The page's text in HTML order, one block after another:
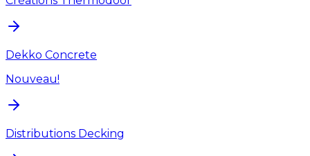
Dekko Concrete
Nouveau!
Distributions Decking